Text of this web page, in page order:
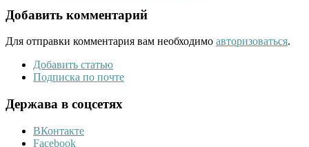
Добавить комментарий
Для отправки комментария вам необходимо авторизоваться.
Добавить статью
Подписка по почте
Держава в соцсетях
ВКонтакте
Facebook